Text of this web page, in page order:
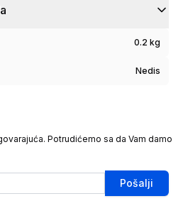
0.2 kg
Nedis
Potrudićemo sa da Vam damo
Pošalji